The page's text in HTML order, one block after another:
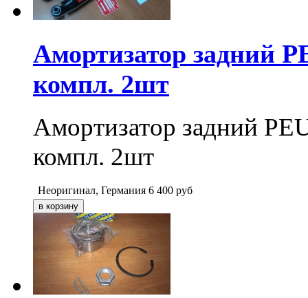
Амортизатор задний
компл. 2шт
Амортизатор задний
компл. 2шт
Неоригинал, Германия 6 400 руб